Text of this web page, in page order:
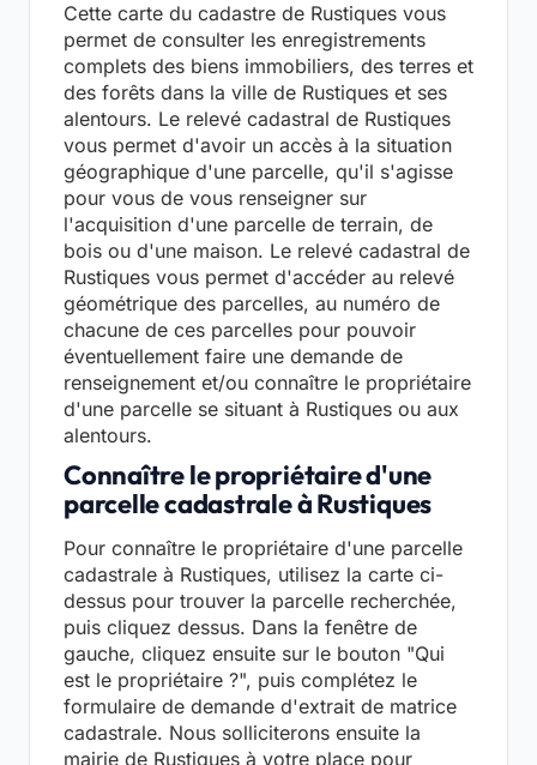
Cette carte du cadastre de Rustiques vous
permet de consulter les enregistrements
complets des biens immobiliers, des terres et
des forêts dans la ville de Rustiques et ses
alentours. Le relevé cadastral de Rustiques
vous permet d'avoir un accès à la situation
géographique d'une parcelle, qu'il s'agisse
pour vous de vous renseigner sur
l'acquisition d'une parcelle de terrain, de
bois ou d'une maison. Le relevé cadastral de
Rustiques vous permet d'accéder au relevé
géométrique des parcelles, au numéro de
chacune de ces parcelles pour pouvoir
éventuellement faire une demande de
renseignement et/ou connaître le propriétaire
d'une parcelle se situant à Rustiques ou aux
alentours.
Connaître le propriétaire d'une
parcelle cadastrale à Rustiques
Pour connaître le propriétaire d'une parcelle
cadastrale à Rustiques, utilisez la carte ci-
dessus pour trouver la parcelle recherchée,
puis cliquez dessus. Dans la fenêtre de
gauche, cliquez ensuite sur le bouton "Qui
est le propriétaire ?", puis complétez le
formulaire de demande d'extrait de matrice
cadastrale. Nous solliciterons ensuite la
mairie de Rustiques à votre place pour